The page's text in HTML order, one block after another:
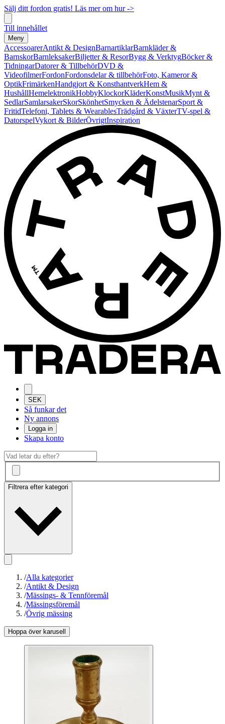
Sälj ditt fordon gratis! Läs mer om hur ->
Till innehållet
Meny
AccessoarerAntikt & DesignBarnartiklarBarnkläder &
BarnskorBarnleksakerBiljetter & ResorBygg & VerktygBöcker &
TidningarDatorer & TillbehörDVD &
VideofilmerFordonFordonsdelar & tillbehörFoto, Kameror &
OptikFrimärkenHandgjort & KonsthantverkHem &
HushållHemelektronikHobbyKlockorKläderKonstMusikMynt &
SedlarSamlarsakerSkorSkönhetSmycken & ÄdelstenarSport &
FritidTelefoni, Tablets & WearablesTrädgård & VäxterTV-spel &
DatorspelVykort & BilderÖvrigtInspiration
SEK
Så funkar det
Ny annons
Logga in
Skapa konto
Filtrera efter kategori
/Alla kategorier
/Antikt & Design
/Mässings- & Tennföremål
/Mässingsföremål
/Övrig mässing
Hoppa över karusell